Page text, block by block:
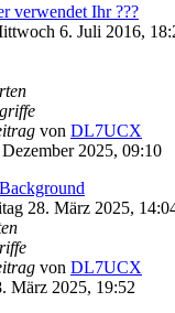
verwendet Ihr ???
6. Juli 2016,
von DL7UCX
2025, 09:10
28. März 2025,
von DL7UCX
März 2025, 19:52